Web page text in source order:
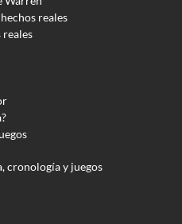
reales
reales
cronología y juegos